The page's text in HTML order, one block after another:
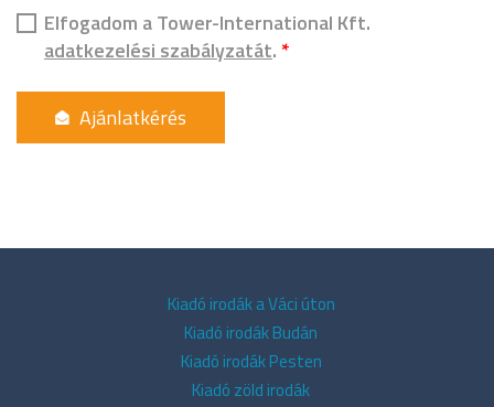
Elfogadom a Tower-International Kft.
adatkezelési szabályzatát. *
Kiadó irodák a Váci úton
Kiadó irodák Budán
Kiadó irodák Pesten
Kiadó zöld irodák